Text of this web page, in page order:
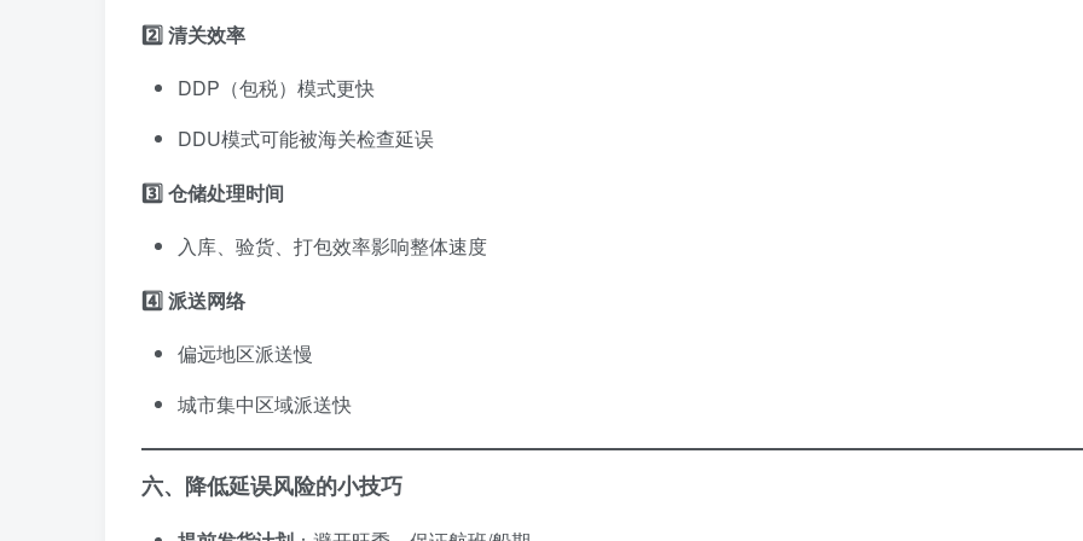
2️⃣ 清关效率
DDP（包税）模式更快
DDU模式可能被海关检查延误
3️⃣ 仓储处理时间
入库、验货、打包效率影响整体速度
4️⃣ 派送网络
偏远地区派送慢
城市集中区域派送快
六、降低延误风险的小技巧